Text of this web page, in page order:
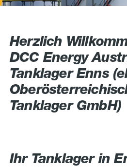
Herzlich
DCC Energy
Tanklager Enns
Tanklager GmbH)
Ihr Tanklager in